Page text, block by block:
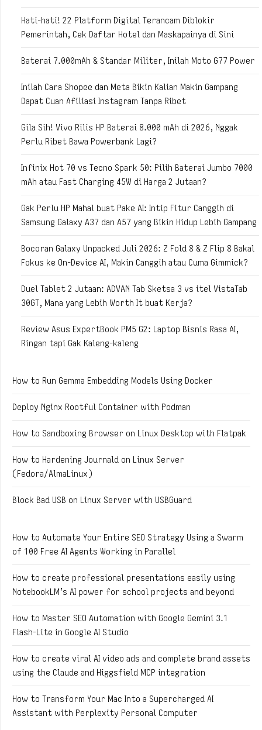
Hati-hati! 22 Platform Digital Terancam Diblokir
Pemerintah, Cek Daftar Hotel dan Maskapainya di Sini
Baterai 7.000mAh & Standar Militer, Inilah Moto G77 Power
Inilah Cara Shopee dan Meta Bikin Kalian Makin Gampang
Dapat Cuan Afiliasi Instagram Tanpa Ribet
Gila Sih! Vivo Rilis HP Baterai 8.000 mAh di 2026, Nggak
Perlu Ribet Bawa Powerbank Lagi?
Infinix Hot 70 vs Tecno Spark 50: Pilih Baterai Jumbo 7000
mAh atau Fast Charging 45W di Harga 2 Jutaan?
Gak Perlu HP Mahal buat Pake AI: Intip Fitur Canggih di
Samsung Galaxy A37 dan A57 yang Bikin Hidup Lebih Gampang
Bocoran Galaxy Unpacked Juli 2026: Z Fold 8 & Z Flip 8 Bakal
Fokus ke On-Device AI, Makin Canggih atau Cuma Gimmick?
Duel Tablet 2 Jutaan: ADVAN Tab Sketsa 3 vs itel VistaTab
30GT, Mana yang Lebih Worth It buat Kerja?
Review Asus ExpertBook PM5 G2: Laptop Bisnis Rasa AI,
Ringan tapi Gak Kaleng-kaleng
How to Run Gemma Embedding Models Using Docker
Deploy Nginx Rootful Container with Podman
How to Sandboxing Browser on Linux Desktop with Flatpak
How to Hardening Journald on Linux Server
(Fedora/AlmaLinux)
Block Bad USB on Linux Server with USBGuard
How to Automate Your Entire SEO Strategy Using a Swarm
of 100 Free AI Agents Working in Parallel
How to create professional presentations easily using
NotebookLM’s AI power for school projects and beyond
How to Master SEO Automation with Google Gemini 3.1
Flash-Lite in Google AI Studio
How to create viral AI video ads and complete brand assets
using the Claude and Higgsfield MCP integration
How to Transform Your Mac Into a Supercharged AI
Assistant with Perplexity Personal Computer